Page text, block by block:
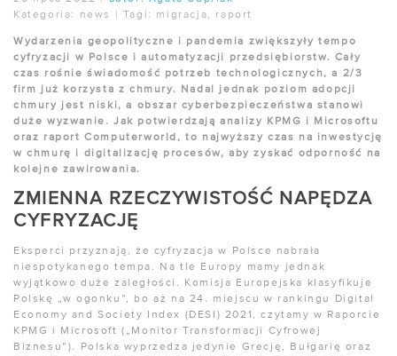
Kategoria:
news Tagi: migracja, raport
Wydarzenia geopolityczne i pandemia zwiększyły tempo
cyfryzacji w Polsce i automatyzacji przedsiębiorstw. Cały
czas rośnie świadomość potrzeb technologicznych, a 2/3
firm już korzysta z chmury. Nadal jednak poziom adopcji
chmury jest niski, a obszar cyberbezpieczeństwa stanowi
duże wyzwanie. Jak potwierdzają analizy KPMG i Microsoftu
oraz raport Computerworld, to najwyższy czas na inwestycję
w chmurę i digitalizację procesów, aby zyskać odporność na
kolejne zawirowania.
ZMIENNA RZECZYWISTOŚĆ NAPĘDZA
CYFRYZACJĘ
Eksperci przyznają, że cyfryzacja w Polsce nabrała
niespotykanego tempa. Na tle Europy mamy jednak
wyjątkowo duże zaległości. Komisja Europejska klasyfikuje
Polskę „w ogonku”, bo aż na 24. miejscu w rankingu Digital
Economy and Society Index (DESI) 2021, czytamy w Raporcie
KPMG i Microsoft („Monitor Transformacji Cyfrowej
Biznesu”). Polska wyprzedza jedynie Grecję, Bułgarię oraz